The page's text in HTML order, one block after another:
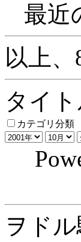
最近
以上、
タイ
カテゴリ分類
ヲド